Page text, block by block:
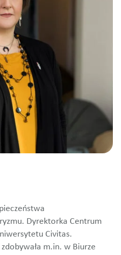
Dyrektorka Centrum
Civitas.
m.in. w Biurze